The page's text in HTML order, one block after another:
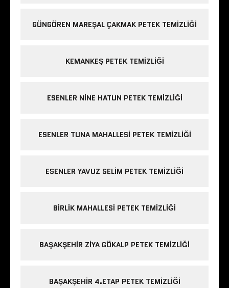
GÜNGÖREN MAREŞAL ÇAKMAK PETEK TEMIZLIĞI
KEMANKEŞ PETEK TEMIZLIĞI
ESENLER NINE HATUN PETEK TEMIZLIĞI
ESENLER TUNA MAHALLESI PETEK TEMIZLIĞI
ESENLER YAVUZ SELIM PETEK TEMIZLIĞI
BIRLIK MAHALLESI PETEK TEMIZLIĞI
BAŞAKŞEHIR ZIYA GÖKALP PETEK TEMIZLIĞI
BAŞAKŞEHIR 4.ETAP PETEK TEMIZLIĞI